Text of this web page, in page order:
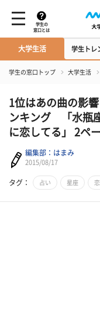
学生の
窓口とは
大学生活 学生トレ
学生の窓口トップ 大学生活
1位はあの曲の影
ンキング 「水瓶
に恋してる」 2ペ
編集部：はまみ
2015/08/17
タグ： 占い 星座